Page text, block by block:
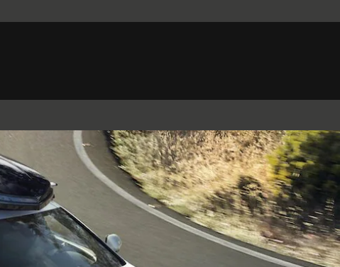
Germany (German)
South Africa (English)
Switzerland (Italian)
XF SPORTBRAKE XJ F-TYPE